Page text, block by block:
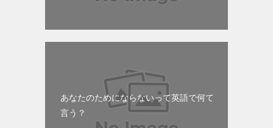
あなたのためにならないって英語で何て
言う？